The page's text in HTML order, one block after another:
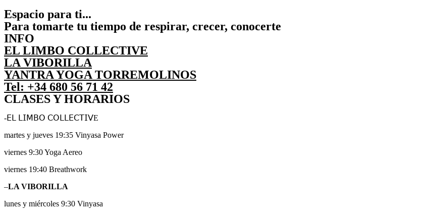
Espacio para ti...
Para tomarte tu tiempo de respirar, crecer, conocerte
INFO
EL LIMBO COLLECTIVE
LA VIBORILLA
YANTRA YOGA TORREMOLINOS
Tel: +34 680 56 71 42
CLASES Y HORARIOS
-𝖤𝖫 𝖫𝖨𝖬𝖡𝖮 𝖢𝖮𝖫𝖫𝖤𝖢𝖳𝖨𝖵E
martes y jueves 19:35 Vinyasa Power
viernes 9:30 Yoga Aereo
viernes 19:40 Breathwork
–LA VIBORILLA
lunes y miércoles 9:30 Vinyasa